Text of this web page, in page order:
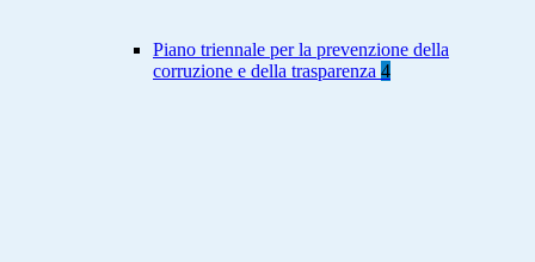
Piano triennale per la prevenzione della
corruzione e della trasparenza 4